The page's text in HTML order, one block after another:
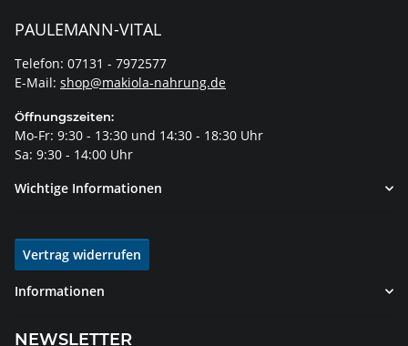
PAULEMANN-VITAL
Telefon: 07131 - 7972577
E-Mail: shop@makiola-nahrung.de
Öffnungszeiten:
Mo-Fr: 9:30 - 13:30 und 14:30 - 18:30 Uhr
Sa: 9:30 - 14:00 Uhr
Wichtige Informationen
Vertrag widerrufen
Informationen
NEWSLETTER